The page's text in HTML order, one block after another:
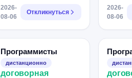
инфографикой. Важно
постоянно быть на связи.
прошу
2026-
08-06
Откликнуться
2026-
08-06
Программисты
дистанционно
договорная